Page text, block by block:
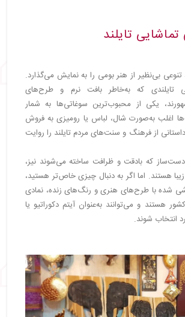
تایلند
تنوعی بی‌نظیر از هنر بومی را به نمایش می‌گذارد.
تایلندی که به‌خاطر بافت نرم و طرح‌های
یکی از محبوب‌ترین سوغاتی‌ها به شمار
اغلب به‌صورت شال، لباس یا رومیزی به فروش
از فرهنگ و سنت‌های مردم تایلند را روایت
که بادقت و ظرافت ساخته می‌شوند نیز،
هستند. اما اگر به دنبال چیزی خاص‌تر هستید،
شده با طرح‌های هنری و رنگ‌های زنده، نمادی
هستند و می‌توانند به‌عنوان آیتم دکوراتیو یا
انتخاب شوند.